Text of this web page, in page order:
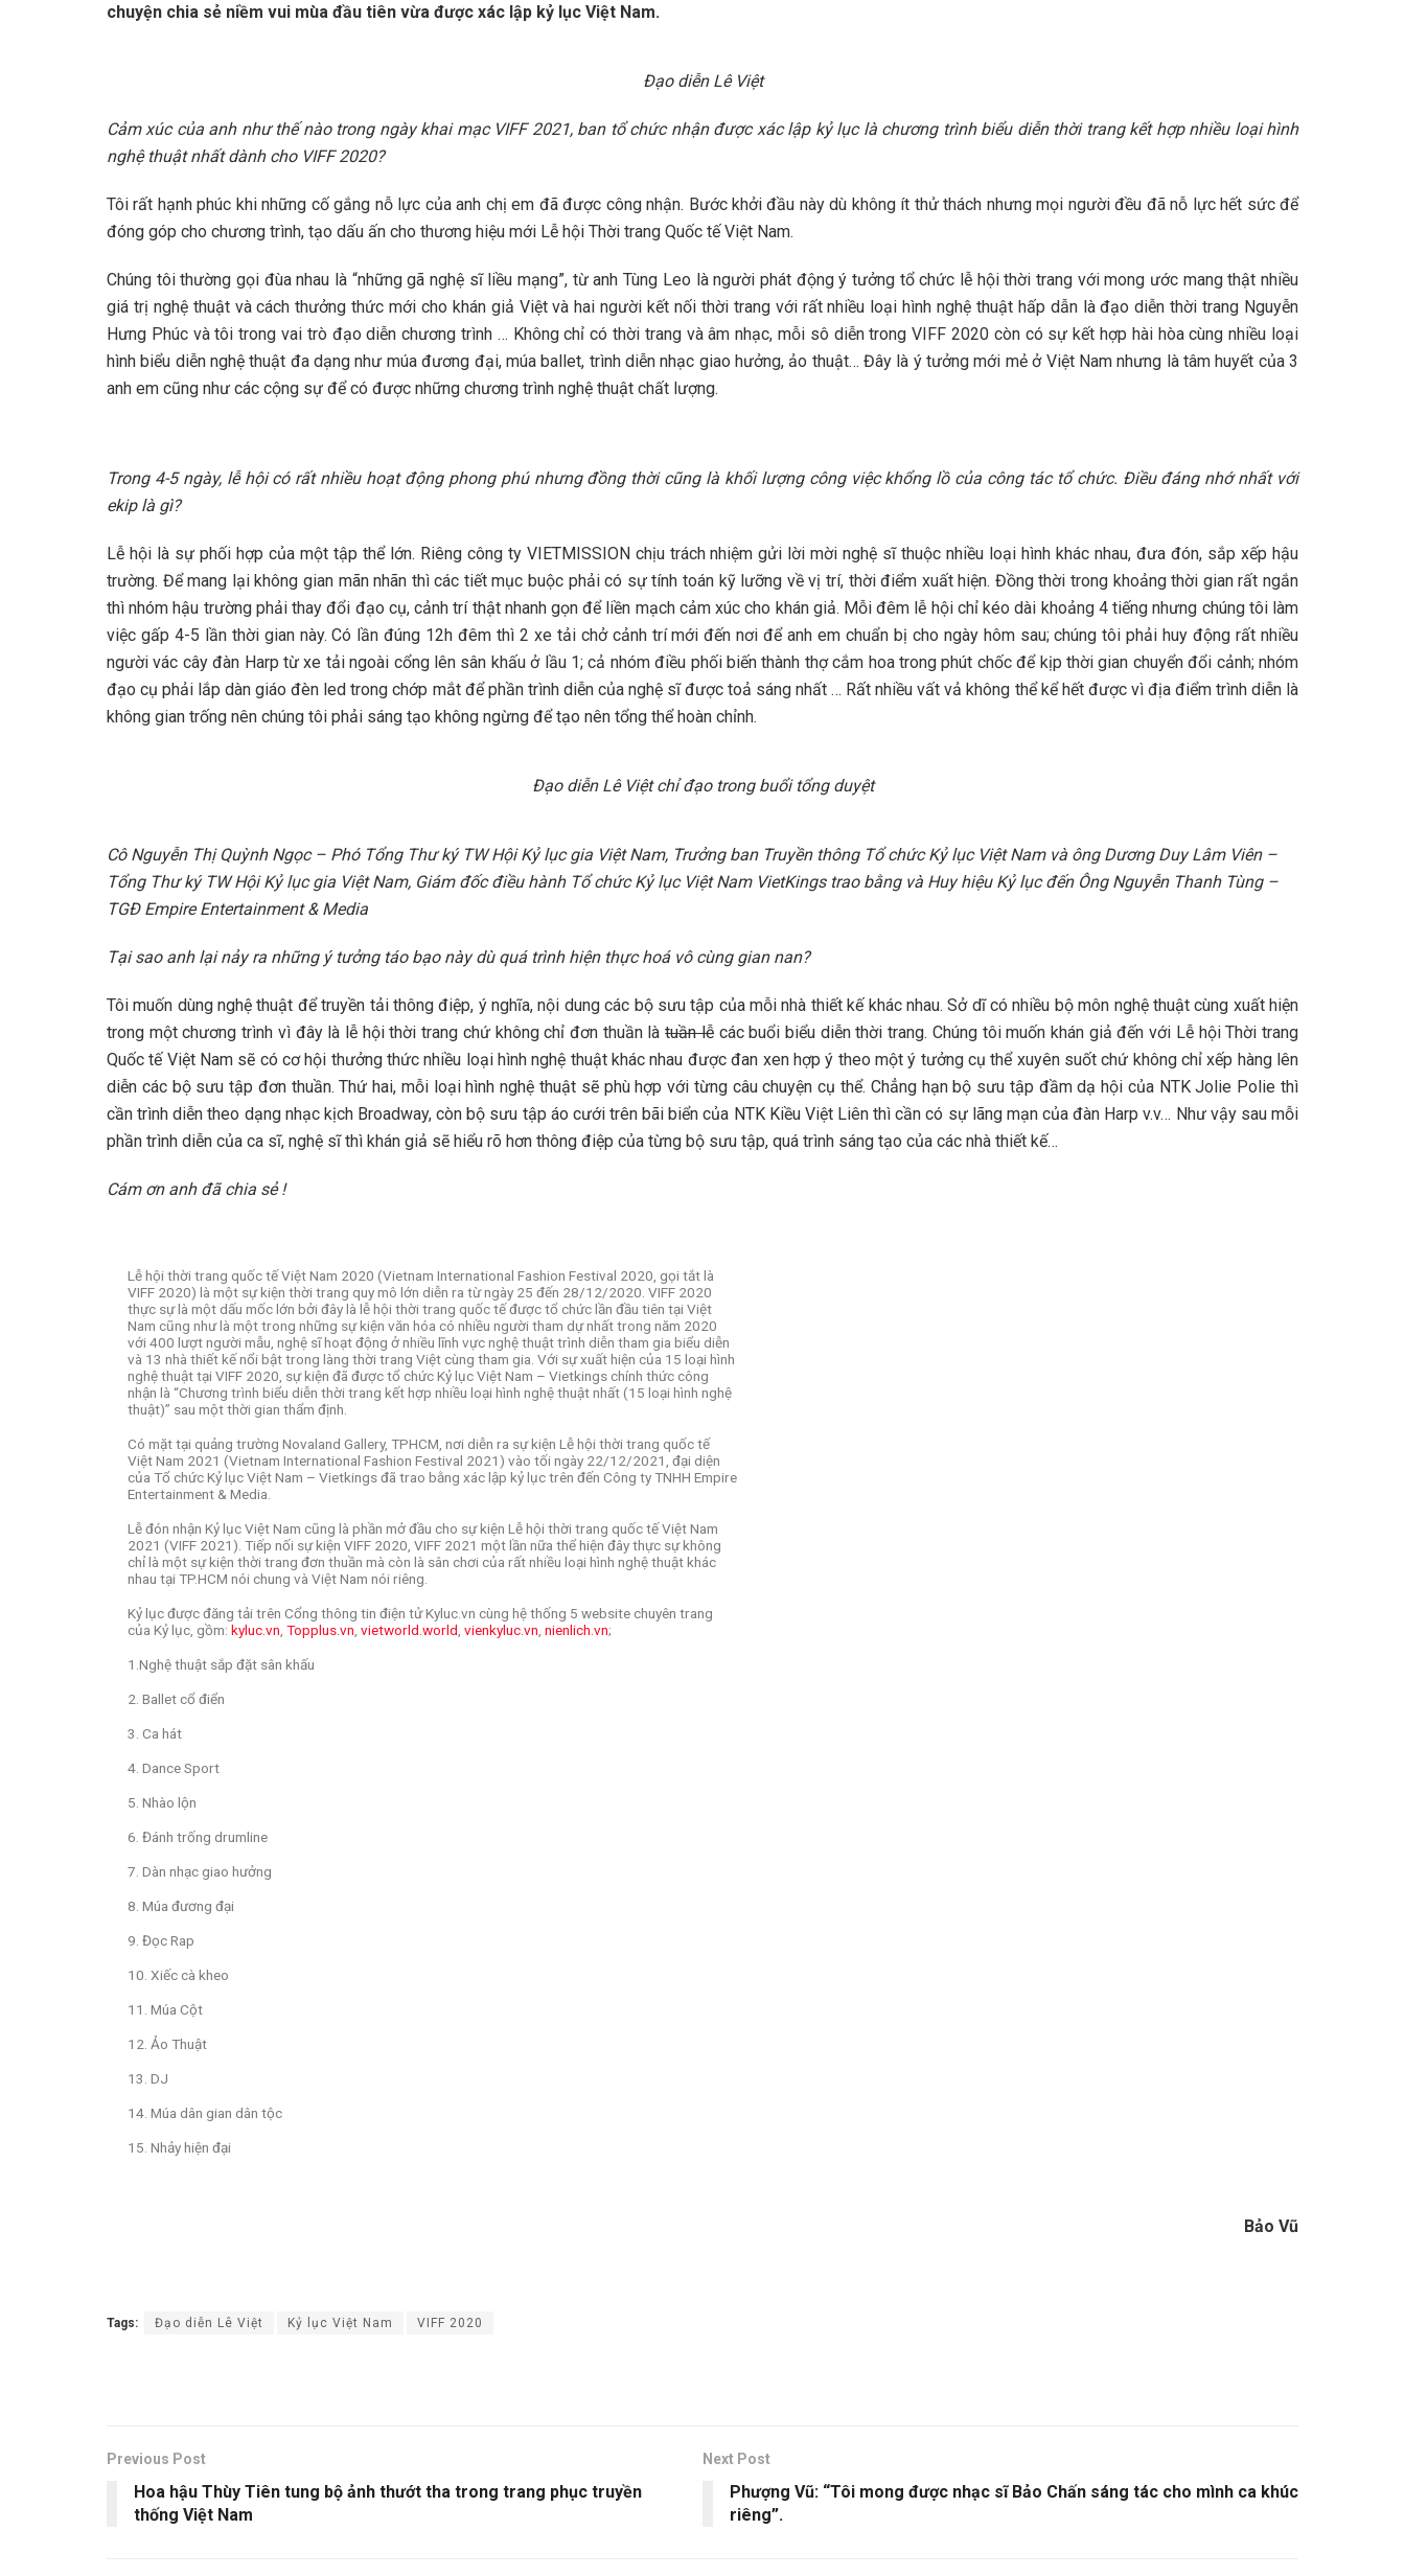
chuyện chia sẻ niềm vui mùa đầu tiên vừa được xác lập kỷ lục Việt Nam.
Đạo diễn Lê Việt
Cảm xúc của anh như thế nào trong ngày khai mạc VIFF 2021, ban tổ chức nhận được xác lập kỷ lục là chương trình biểu diễn thời trang kết hợp nhiều loại hình
nghệ thuật nhất dành cho VIFF 2020?
Tôi rất hạnh phúc khi những cố gắng nỗ lực của anh chị em đã được công nhận. Bước khởi đầu này dù không ít thử thách nhưng mọi người đều đã nỗ lực hết sức để
đóng góp cho chương trình, tạo dấu ấn cho thương hiệu mới Lễ hội Thời trang Quốc tế Việt Nam.
Chúng tôi thường gọi đùa nhau là “những gã nghệ sĩ liều mạng”, từ anh Tùng Leo là người phát động ý tưởng tổ chức lễ hội thời trang với mong ước mang thật nhiều
giá trị nghệ thuật và cách thưởng thức mới cho khán giả Việt và hai người kết nối thời trang với rất nhiều loại hình nghệ thuật hấp dẫn là đạo diễn thời trang Nguyễn
Hưng Phúc và tôi trong vai trò đạo diễn chương trình … Không chỉ có thời trang và âm nhạc, mỗi sô diễn trong VIFF 2020 còn có sự kết hợp hài hòa cùng nhiều loại
hình biểu diễn nghệ thuật đa dạng như múa đương đại, múa ballet, trình diễn nhạc giao hưởng, ảo thuật… Đây là ý tưởng mới mẻ ở Việt Nam nhưng là tâm huyết của 3
anh em cũng như các cộng sự để có được những chương trình nghệ thuật chất lượng.
Trong 4-5 ngày, lễ hội có rất nhiều hoạt động phong phú nhưng đồng thời cũng là khối lượng công việc khổng lồ của công tác tổ chức. Điều đáng nhớ nhất với
ekip là gì?
Lễ hội là sự phối hợp của một tập thể lớn. Riêng công ty VIETMISSION chịu trách nhiệm gửi lời mời nghệ sĩ thuộc nhiều loại hình khác nhau, đưa đón, sắp xếp hậu
trường. Để mang lại không gian mãn nhãn thì các tiết mục buộc phải có sự tính toán kỹ lưỡng về vị trí, thời điểm xuất hiện. Đồng thời trong khoảng thời gian rất ngắn
thì nhóm hậu trường phải thay đổi đạo cụ, cảnh trí thật nhanh gọn để liền mạch cảm xúc cho khán giả. Mỗi đêm lễ hội chỉ kéo dài khoảng 4 tiếng nhưng chúng tôi làm
việc gấp 4-5 lần thời gian này. Có lần đúng 12h đêm thì 2 xe tải chở cảnh trí mới đến nơi để anh em chuẩn bị cho ngày hôm sau; chúng tôi phải huy động rất nhiều
người vác cây đàn Harp từ xe tải ngoài cổng lên sân khấu ở lầu 1; cả nhóm điều phối biến thành thợ cắm hoa trong phút chốc để kịp thời gian chuyển đổi cảnh; nhóm
đạo cụ phải lắp dàn giáo đèn led trong chớp mắt để phần trình diễn của nghệ sĩ được toả sáng nhất … Rất nhiều vất vả không thể kể hết được vì địa điểm trình diễn là
không gian trống nên chúng tôi phải sáng tạo không ngừng để tạo nên tổng thể hoàn chỉnh.
Đạo diễn Lê Việt chỉ đạo trong buổi tổng duyệt
Cô Nguyễn Thị Quỳnh Ngọc – Phó Tổng Thư ký TW Hội Kỷ lục gia Việt Nam, Trưởng ban Truyền thông Tổ chức Kỷ lục Việt Nam và ông Dương Duy Lâm Viên –
Tổng Thư ký TW Hội Kỷ lục gia Việt Nam, Giám đốc điều hành Tổ chức Kỷ lục Việt Nam VietKings trao bằng và Huy hiệu Kỷ lục đến Ông Nguyễn Thanh Tùng –
TGĐ Empire Entertainment & Media
Tại sao anh lại nảy ra những ý tưởng táo bạo này dù quá trình hiện thực hoá vô cùng gian nan?
Tôi muốn dùng nghệ thuật để truyền tải thông điệp, ý nghĩa, nội dung các bộ sưu tập của mỗi nhà thiết kế khác nhau. Sở dĩ có nhiều bộ môn nghệ thuật cùng xuất hiện
trong một chương trình vì đây là lễ hội thời trang chứ không chỉ đơn thuần làtuần lễcác buổi biểu diễn thời trang. Chúng tôi muốn khán giả đến với Lễ hội Thời trang
Quốc tế Việt Nam sẽ có cơ hội thưởng thức nhiều loại hình nghệ thuật khác nhau được đan xen hợp ý theo một ý tưởng cụ thể xuyên suốt chứ không chỉ xếp hàng lên
diễn các bộ sưu tập đơn thuần. Thứ hai, mỗi loại hình nghệ thuật sẽ phù hợp với từng câu chuyện cụ thể. Chẳng hạn bộ sưu tập đầm dạ hội của NTK Jolie Polie thì
cần trình diễn theo dạng nhạc kịch Broadway, còn bộ sưu tập áo cưới trên bãi biển của NTK Kiều Việt Liên thì cần có sự lãng mạn của đàn Harp v.v… Như vậy sau mỗi
phần trình diễn của ca sĩ, nghệ sĩ thì khán giả sẽ hiểu rõ hơn thông điệp của từng bộ sưu tập, quá trình sáng tạo của các nhà thiết kế…
Cám ơn anh đã chia sẻ !
Lễ hội thời trang quốc tế Việt Nam 2020 (Vietnam International Fashion Festival 2020, gọi tắt là
VIFF 2020) là một sự kiện thời trang quy mô lớn diễn ra từ ngày 25 đến 28/12/2020. VIFF 2020
thực sự là một dấu mốc lớn bởi đây là lễ hội thời trang quốc tế được tổ chức lần đầu tiên tại Việt
Nam cũng như là một trong những sự kiện văn hóa có nhiều người tham dự nhất trong năm 2020
với 400 lượt người mẫu, nghệ sĩ hoạt động ở nhiều lĩnh vực nghệ thuật trình diễn tham gia biểu diễn
và 13 nhà thiết kế nổi bật trong làng thời trang Việt cùng tham gia. Với sự xuất hiện của 15 loại hình
nghệ thuật tại VIFF 2020, sự kiện đã được tổ chức Kỷ lục Việt Nam – Vietkings chính thức công
nhận là “Chương trình biểu diễn thời trang kết hợp nhiều loại hình nghệ thuật nhất (15 loại hình nghệ
thuật)” sau một thời gian thẩm định.
Có mặt tại quảng trường Novaland Gallery, TPHCM, nơi diễn ra sự kiện Lễ hội thời trang quốc tế
Việt Nam 2021 (Vietnam International Fashion Festival 2021) vào tối ngày 22/12/2021, đại diện
của Tổ chức Kỷ lục Việt Nam – Vietkings đã trao bằng xác lập kỷ lục trên đến Công ty TNHH Empire
Entertainment & Media.
Lễ đón nhận Kỷ lục Việt Nam cũng là phần mở đầu cho sự kiện Lễ hội thời trang quốc tế Việt Nam
2021 (VIFF 2021). Tiếp nối sự kiện VIFF 2020, VIFF 2021 một lần nữa thể hiện đây thực sự không
chỉ là một sự kiện thời trang đơn thuần mà còn là sân chơi của rất nhiều loại hình nghệ thuật khác
nhau tại TP.HCM nói chung và Việt Nam nói riêng.
Kỷ lục được đăng tải trên Cổng thông tin điện tử Kyluc.vn cùng hệ thống 5 website chuyên trang
của Kỷ lục, gồm: kyluc.vn Topplus.vn vietworld.world vienkyluc.vn nienlich.vn;
1.Nghệ thuật sắp đặt sân khấu
2. Ballet cổ điển
3. Ca hát
4. Dance Sport
5. Nhào lộn
6. Đánh trống drumline
7. Dàn nhạc giao hưởng
8. Múa đương đại
9. Đọc Rap
10. Xiếc cà kheo
11. Múa Cột
12. Ảo Thuật
13. DJ
14. Múa dân gian dân tộc
15. Nhảy hiện đại
Bảo Vũ
Tags: Đạo diễn Lê Việt Kỷ lục Việt Nam VIFF 2020
Previous Post
Hoa hậu Thùy Tiên tung bộ ảnh thướt tha trong trang phục truyền
thống Việt Nam
Next Post
Phượng Vũ: “Tôi mong được nhạc sĩ Bảo Chấn sáng tác cho mình ca khúc
riêng”.